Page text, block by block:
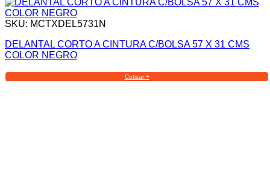
SKU: MCTXDEL5731N
DELANTAL CORTO A CINTURA C/BOLSA 57 X 31 CMS
COLOR NEGRO
Cotizar +